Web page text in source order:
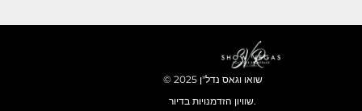
© 2025 שואו וגאס נדל"ן
שוויון הזדמנויות בדיור.